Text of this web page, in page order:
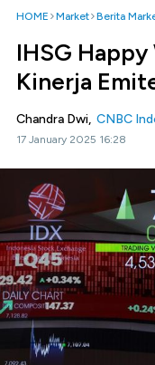
HOME Market Berita
IHSG
Kinerja
Chandra Dwi, CNBC
17 January 2025 16:28